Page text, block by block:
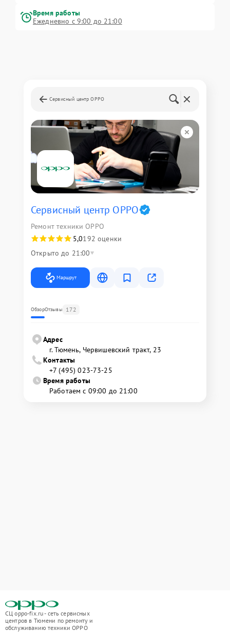
Время работы
Ежедневно с 9:00 до 21:00
Сервисный центр OPPO
Сервисный центр OPPO
Ремонт техники OPPO
5,0192 оценки
Открыто до 21:00
Маршрут
ОбзорОтзывы 172
Адрес
г. Тюмень, ​Червишевский тракт, 23
Контакты
+7 (495) 023-73-25
Время работы
Работаем с 09:00 до 21:00
СЦ oppo-fix.ru - сеть сервисных
центров в Тюмени по ремонту и
обслуживанию техники OPPO